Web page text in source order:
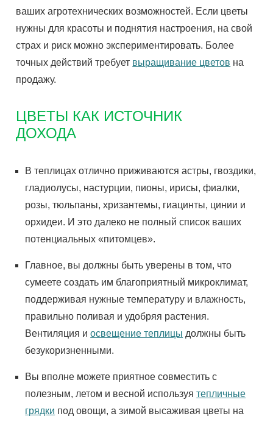
ваших агротехнических возможностей. Если цветы
нужны для красоты и поднятия настроения, на свой
страх и риск можно экспериментировать. Более
точных действий требует выращивание цветов на
продажу.
ЦВЕТЫ КАК ИСТОЧНИК
ДОХОДА
В теплицах отлично приживаются астры, гвоздики,
гладиолусы, настурции, пионы, ирисы, фиалки,
розы, тюльпаны, хризантемы, гиацинты, цинии и
орхидеи. И это далеко не полный список ваших
потенциальных «питомцев».
Главное, вы должны быть уверены в том, что
сумеете создать им благоприятный микроклимат,
поддерживая нужные температуру и влажность,
правильно поливая и удобряя растения.
Вентиляция иосвещение теплицы должны быть
безукоризненными.
Вы вполне можете приятное совместить с
полезным, летом и весной используятепличные
грядки под овощи, а зимой высаживая цветы на